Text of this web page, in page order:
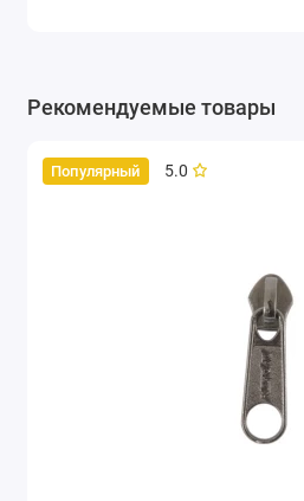
Рекомендуемые товары
Популярный 5.0